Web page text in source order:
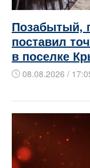
Позабытый,
поставил
в поселке
08.08.2026 /